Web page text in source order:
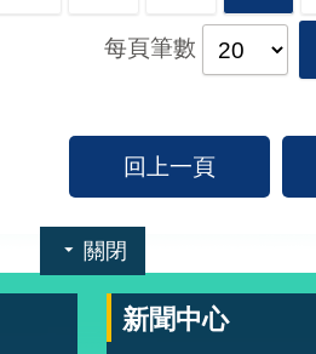
每頁筆數
回上一頁
關閉
新聞中心